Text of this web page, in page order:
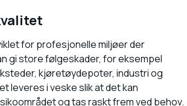
for profesjonelle miljøer der
gi store følgeskader, for eksempel
kjøretøydepoter, industri og
leveres i veske slik at det kan
og tas raskt frem ved behov.